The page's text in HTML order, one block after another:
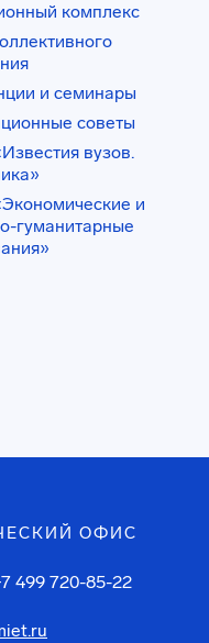
комплекс
и семинары
советы
вузов.
и
гуманитарные
ОФИС
499 720-85-22